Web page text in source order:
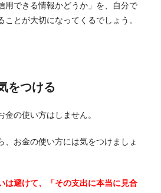
用できる情報かどうか」を、自分で
ことが大切になってくるでしょう。
をつける
の使い方はしません。
、お金の使い方には気をつけましょ
は避けて、「その支出に本当に見合